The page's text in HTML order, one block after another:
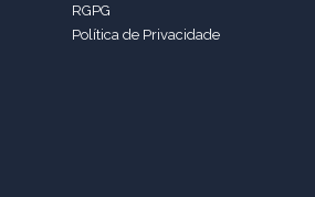
RGPG
Política de Privacidade